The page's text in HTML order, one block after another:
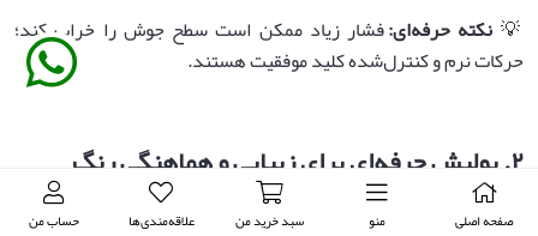
صفحه اصلی منو سبد خرید من علاقه‌مندی‌ها حساب من
💡 نکته حرفه‌ای:فشار زیاد ممکن است سطح جوش را خراب کند؛
حرکات نرم و کنترل‌شده کلید موفقیت هستند.
۲.پولیش حرفه‌ای برای زیبایی و هماهنگی رنگ
پولیش باعث می‌شود سطح جوش به شکل شفاف و یکپارچه با پلاستیک